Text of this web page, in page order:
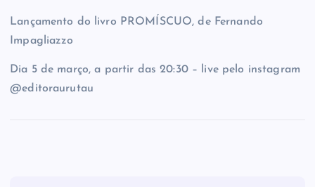
Lançamento do livro PROMÍSCUO, de Fernando
Impagliazzo
Dia 5 de março, a partir das 20:30 – live pelo instagram
@editoraurutau